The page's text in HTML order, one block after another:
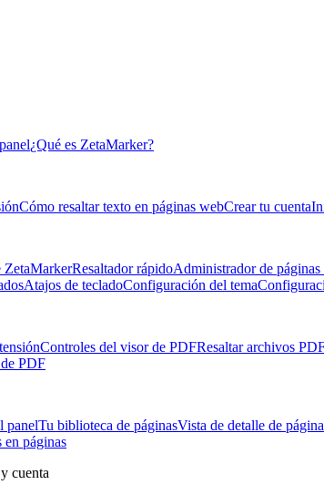
¿Qué es ZetaMarker?
Cómo resaltar texto en páginas webCrear tu cuenta
ZetaMarkerResaltador rápidoAdministrador de páginas
Atajos de tecladoConfiguración del tema
Controles del visor de PDFResaltar archivos
PDF
panelTu biblioteca de páginasVista de detalle de página
en páginas
cuenta